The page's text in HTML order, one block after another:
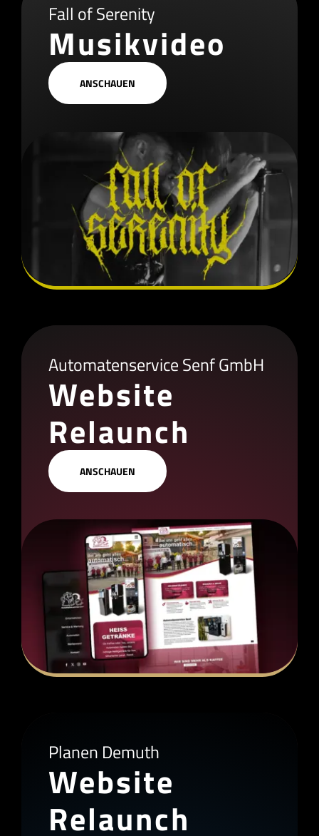
Fall of Serenity
Musikvideo
ANSCHAUEN
Automatenservice Senf GmbH
Website
Relaunch
ANSCHAUEN
Planen Demuth
Website
Relaunch